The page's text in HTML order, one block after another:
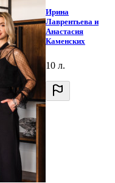
Ирина
Лаврентьева и
Анастасия
Каменских
10 л.